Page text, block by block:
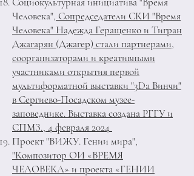
Человека", Сопредседатели СКИ "Время
Человека" Надежда Геращенко и Тигран
Джагарян (Джагер) стали партнерами,
соорганизаторами и креативными
участниками открытия первой
мультиформатной выставки "3Da Винчи"
в Сергиево-Посадском музее-
заповеднике. Выставка создана РГГУ и
СПМЗ., 4 февраля 2024
Проект "ВИЖУ. Гении мира",
"Композитор ОИ «ВРЕМЯ
ЧЕЛОВЕКА» и проекта «ГЕНИИ